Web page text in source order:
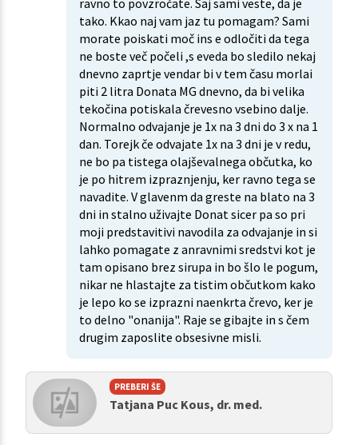
ravno to povzročate. Saj sami veste, da je
tako. Kkao naj vam jaz tu pomagam? Sami
morate poiskati moč ins e odločiti da tega
ne boste več počeli ,s eveda bo sledilo nekaj
dnevno zaprtje vendar bi v tem času morlai
piti 2 litra Donata MG dnevno, da bi velika
tekočina potiskala črevesno vsebino dalje.
Normalno odvajanje je 1x na 3 dni do 3 x na 1
dan. Torejk če odvajate 1x na 3 dni je v redu,
ne bo pa tistega olajševalnega občutka, ko
je po hitrem izpraznjenju, ker ravno tega se
navadite. V glavenm da greste na blato na 3
dni in stalno uživajte Donat sicer pa so pri
moji predstavitivi navodila za odvajanje in si
lahko pomagate z anravnimi sredstvi kot je
tam opisano brez sirupa in bo šlo le pogum,
nikar ne hlastajte za tistim občutkom kako
je lepo ko se izprazni naenkrta črevo, ker je
to delno "onanija". Raje se gibajte in s čem
drugim zaposlite obsesivne misli.
PREBERI ŠE
Tatjana Puc Kous, dr. med.